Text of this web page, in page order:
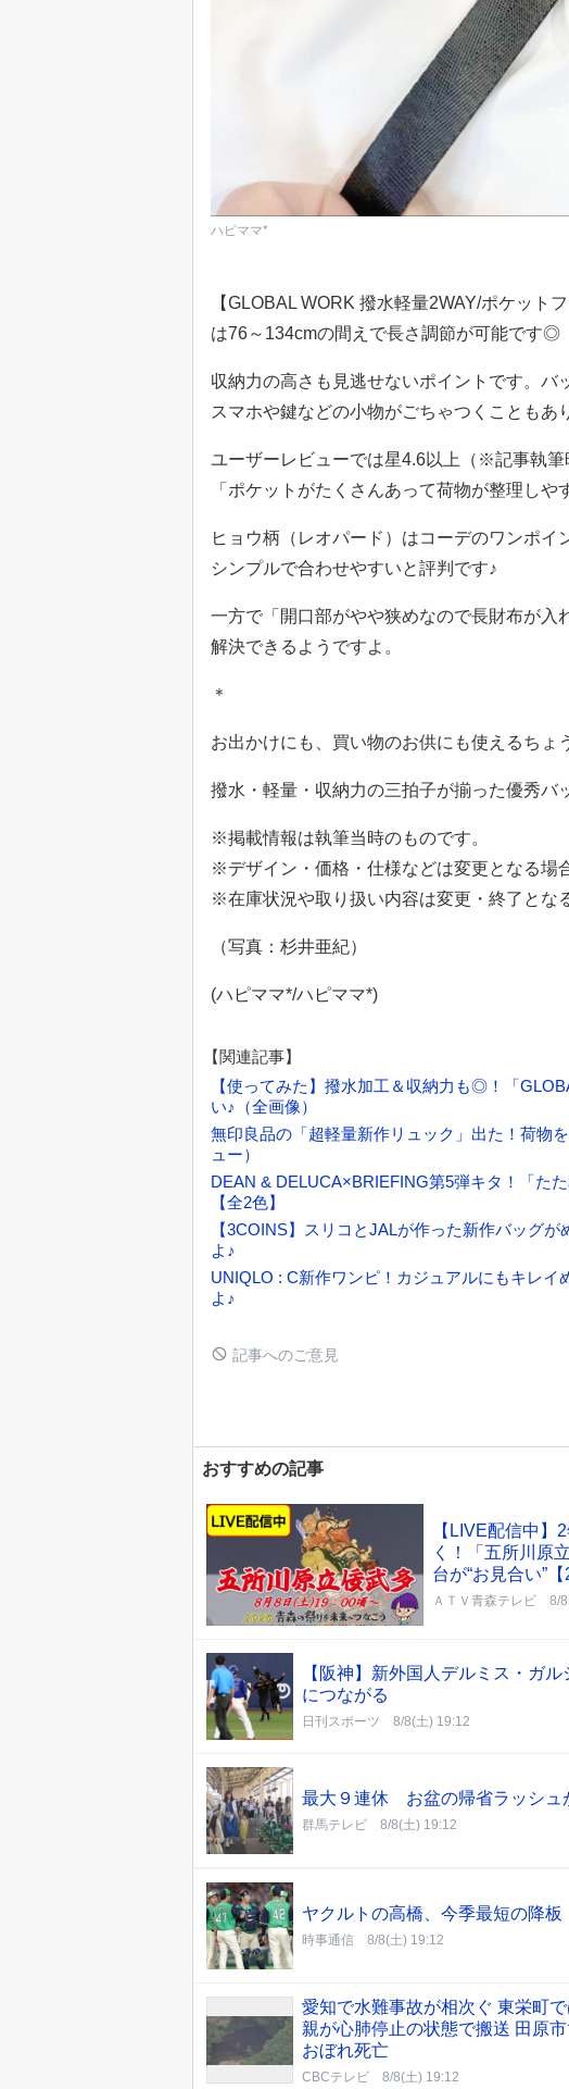
ハピママ*
【GLOBAL WORK 撥水軽量2WAY/ポケット
は76～134cmの間えで長さ調節が可能です◎
収納力の高さも見逃せないポイントです。バ
スマホや鍵などの小物がごちゃつくことも
ユーザーレビューでは星4.6以上（※記事執筆
「ポケットがたくさんあって荷物が整理しや
ヒョウ柄（レオパード）はコーデのワンポ
シンプルで合わせやすいと評判です♪
一方で「開口部がやや狭めなので長財布が入
解決できるようですよ。
＊
お出かけにも、買い物のお供にも使えるちょ
撥水・軽量・収納力の三拍子が揃った優秀バ
※掲載情報は執筆当時のものです。
※デザイン・価格・仕様などは変更となる場
※在庫状況や取り扱い内容は変更・終了とな
（写真：杉井亜紀）
(ハピママ*/ハピママ*)
【関連記事】
【使ってみた】撥水加工＆収納力も◎！「
い♪（全画像）
無印良品の「超軽量新作リュック」出た！荷物
ュー）
DEAN & DELUCA×BRIEFING第5弾キタ！「た
【全2色】
【3COINS】スリコとJALが作った新作バッグ
よ♪
UNIQLO : C新作ワンピ！カジュアルにもキレ
よ♪
記事へのご意見
おすすめの記事
【LIVE配信中
く！「五所川原
台が“お見合い”
ＡＴＶ青森テレビ 8/
【阪神】新外国人デルミス・ガ
につながる
日刊スポーツ 8/8(土) 19:12
最大９連休 お盆の帰省ラッシ
群馬テレビ 8/8(土) 19:12
ヤクルトの高橋、今季最短の降
時事通信 8/8(土) 19:12
愛知で水難事故が相次ぐ 東栄町
親が心肺停止の状態で搬送 田原
おぼれ死亡
CBCテレビ 8/8(土) 19:12